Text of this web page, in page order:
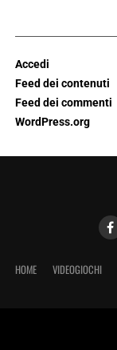
Accedi
Feed dei contenuti
Feed dei commenti
WordPress.org
HOME VIDEOGIOCHI